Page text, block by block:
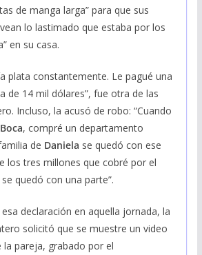
de manga larga” para que sus
lo lastimado que estaba por los
en su casa.
plata constantemente. Le pagué una
de 14 mil dólares”, fue otra de las
Incluso, la acusó de robo: “Cuando
Boca, compré un departamento
de Daniela se quedó con ese
los tres millones que cobré por el
quedó con una parte”.
declaración en aquella jornada, la
solicitó que se muestre un video
la pareja, grabado por el